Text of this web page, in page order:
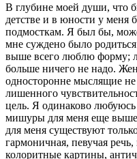
В глубине моей души, что
детстве и в юности у меня
подмосткам. Я был бы,
мне суждено было
выше всего люблю форму;
боль­ше ничего не надо.
односторонне мыслящие
лишенного
цель. Я одинаково
мишуры для меня еще выше,
для меня существуют
гармоничная, пе­вучая
колоритные картины,